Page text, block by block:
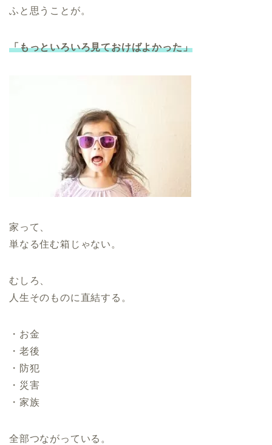
ふと思うことが。
「もっといろいろ見ておけばよかった」
家って、
単なる住む箱じゃない。
むしろ、
人生そのものに直結する。
・お金
・老後
・防犯
・災害
・家族
全部つながっている。